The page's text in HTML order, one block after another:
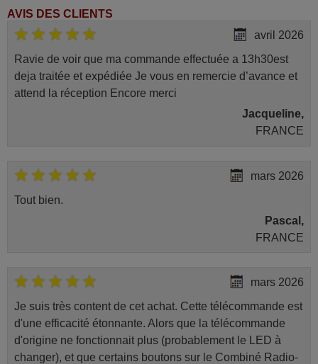
AVIS DES CLIENTS
avril 2026
Ravie de voir que ma commande effectuée a 13h30est
deja traitée et expédiée Je vous en remercie d’avance et
attend la réception Encore merci
Jacqueline,
FRANCE
mars 2026
Tout bien.
Pascal,
FRANCE
mars 2026
Je suis très content de cet achat. Cette télécommande est
d'une efficacité étonnante. Alors que la télécommande
d'origine ne fonctionnait plus (probablement le LED à
changer), et que certains boutons sur le Combiné Radio-